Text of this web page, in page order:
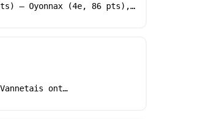
– Oyonnax (4e, 86 pts),…
ont…